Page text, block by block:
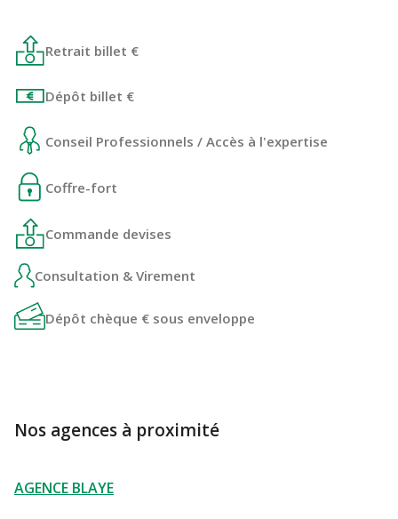
Retrait billet €
Dépôt billet €
Conseil Professionnels / Accès à l'expertise
Coffre-fort
Commande devises
Consultation & Virement
Dépôt chèque € sous enveloppe
Nos agences à proximité
AGENCE BLAYE